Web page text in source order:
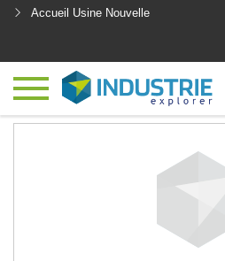
Accueil Usine Nouvelle